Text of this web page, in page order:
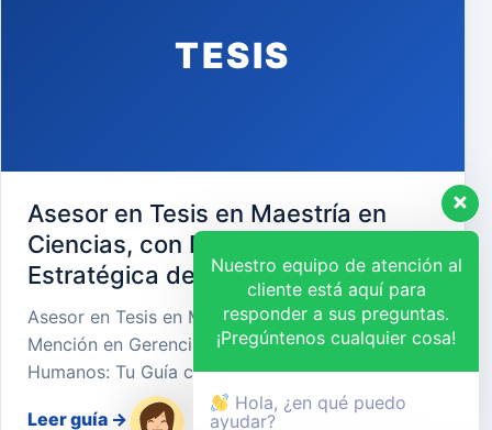
TESIS
Asesor en Tesis en Maestría en
Ciencias, con Mención en Gerencia
Estratégica de Recursos Humanos
Asesor en Tesis en Maestría en Ciencias, con
Mención en Gerencia Estratégica de Recursos
Humanos: Tu Guía cara…
Leer guía →
Nuestro equipo de atención al
cliente está aquí para
responder a sus preguntas.
¡Pregúntenos cualquier cosa!
Hola, ¿en qué puedo
ayudar?